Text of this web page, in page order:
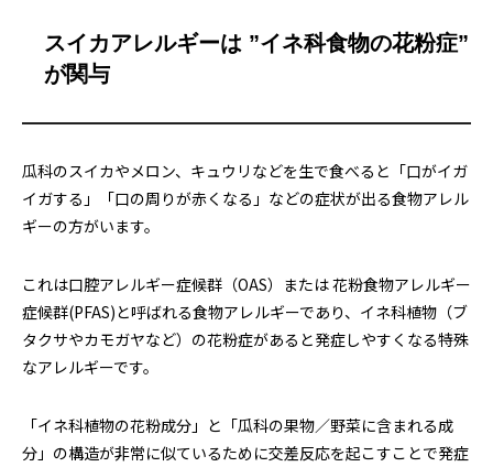
スイカアレルギーは ”イネ科食物の花粉症”
が関与
瓜科のスイカやメロン、キュウリなどを生で食べると「口がイガ
イガする」「口の周りが赤くなる」などの症状が出る食物アレル
ギーの方がいます。
これは口腔アレルギー症候群（OAS）または 花粉食物アレルギー
症候群(PFAS)と呼ばれる食物アレルギーであり、イネ科植物（ブ
タクサやカモガヤなど）の花粉症があると発症しやすくなる特殊
なアレルギーです。
「イネ科植物の花粉成分」と「瓜科の果物／野菜に含まれる成
分」の構造が非常に似ているために交差反応を起こすことで発症